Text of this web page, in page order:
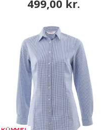
499,00 kr.